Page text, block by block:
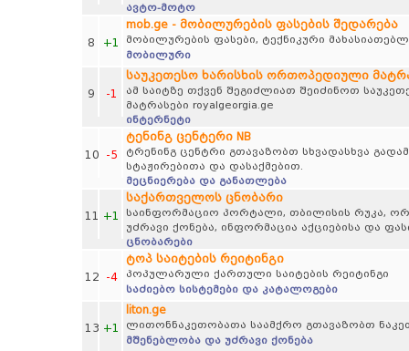
ავტო-მოტო
8 +1
mob.ge - მობილურების ფასების შედარება
მობილურების ფასები, ტექნიკური
მობილური
9 -1
საუკეთესო ხარისხის ორთოპედიული
ამ საიტზე თქვენ შეგიძლიათ შეიძინოთ
მატრასები royalgeorgia.ge
ინტერნეტი
10 -5
ტენინგ ცენტერი NB
ტრენინგ ცენტრი გთავაზობთ სხვადასხვა
სტაჟირებითა და დასაქმებით.
მეცნიერება და განათლება
11 +1
საქართველოს ცნობარი
საინფორმაციო პორტალი, თბილისის რუკა,
უძრავი ქონება, ინფორმაცია აქციებისა და
ცნობარები
12 -4
ტოპ საიტების რეიტინგი
პოპულარული ქართული საიტების რეიტინგი
საძიებო სისტემები და კატალოგები
13 +1
liton.ge
ლითონნაკეთობათა საამქრო გთავაზობთ
მშენებლობა და უძრავი ქონება